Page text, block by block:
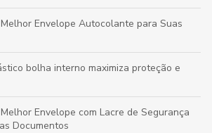
Envelope Autocolante para Suas
bolha interno maximiza proteção e
Envelope com Lacre de Segurança
Documentos